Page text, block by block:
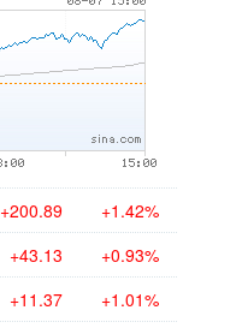
+200.89 +1.42%
+43.13 +0.93%
+11.37 +1.01%